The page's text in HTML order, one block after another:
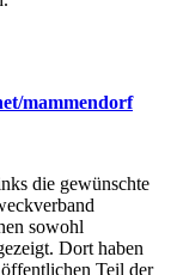
mammendorf
die gewünschte
sowohl
Dort haben
Teil der